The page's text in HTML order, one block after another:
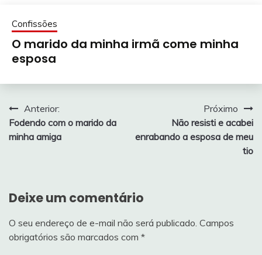
Confissões
O marido da minha irmã come minha
esposa
Navegação
de
Anterior:
Fodendo com o marido da
minha amiga
Próximo
Não resisti e acabei
enrabando a esposa de meu
tio
Deixe um comentário
O seu endereço de e-mail não será publicado. Campos
obrigatórios são marcados com *